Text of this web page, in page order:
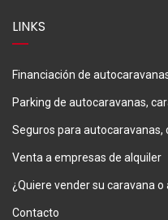
LINKS
Financiación de
Parking de autocaravanas,
Seguros para autocaravanas,
Venta a empresas de alquiler
¿Quiere vender su caravana
Contacto